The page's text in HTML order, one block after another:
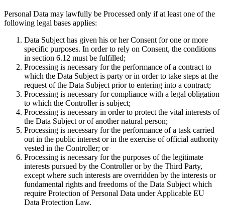
Personal Data may lawfully be Processed only if at least one of the
following legal bases applies:
Data Subject has given his or her Consent for one or more
specific purposes. In order to rely on Consent, the conditions
in section 6.12 must be fulfilled;
Processing is necessary for the performance of a contract to
which the Data Subject is party or in order to take steps at the
request of the Data Subject prior to entering into a contract;
Processing is necessary for compliance with a legal obligation
to which the Controller is subject;
Processing is necessary in order to protect the vital interests of
the Data Subject or of another natural person;
Processing is necessary for the performance of a task carried
out in the public interest or in the exercise of official authority
vested in the Controller; or
Processing is necessary for the purposes of the legitimate
interests pursued by the Controller or by the Third Party,
except where such interests are overridden by the interests or
fundamental rights and freedoms of the Data Subject which
require Protection of Personal Data under Applicable EU
Data Protection Law.